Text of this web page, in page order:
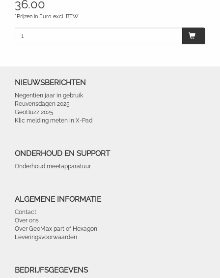
36.00
*Prijzen in Euro excl. BTW
NIEUWSBERICHTEN
Negentien jaar in gebruik
Reuvensdagen 2025
GeoBuzz 2025
Klic melding meten in X-Pad
ONDERHOUD EN SUPPORT
Onderhoud meetapparatuur
ALGEMENE INFORMATIE
Contact
Over ons
Over GeoMax part of Hexagon
Leveringsvoorwaarden
BEDRIJFSGEGEVENS